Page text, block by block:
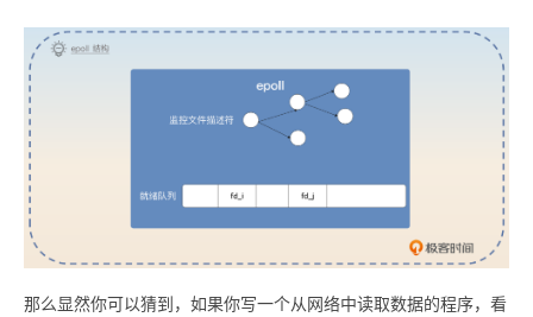
那么显然你可以猜到，如果你写一个从网络中读取数据的程序，看